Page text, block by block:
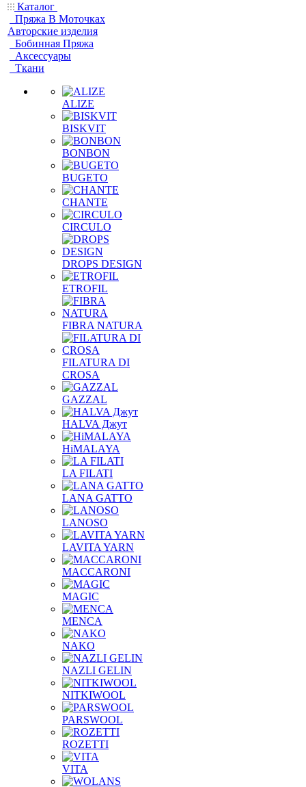
Каталог
Пряжа В Моточках
Авторские изделия
Бобинная Пряжа
Аксессуары
Ткани
ALIZE
BISKVIT
BONBON
BUGETO
CHANTE
CIRCULO
DROPS DESIGN
ETROFIL
FIBRA NATURA
FILATURA DI
CROSA
GAZZAL
HALVA Джут
HiMALAYA
LA FILATI
LANA GATTO
LANOSO
LAVITA YARN
MACCARONI
MAGIC
MENCA
NAKO
NAZLI GELIN
NITKIWOOL
PARSWOOL
ROZETTI
VITA